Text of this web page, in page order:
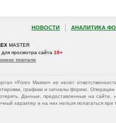
НОВОСТИ АНАЛИТИКА
MASTER
просмотра сайта 18+
портале
«Forex Master» не несет
графики и сигналы форекс.
Данные, предоставленные на
характер и на них нельзя полагаться при